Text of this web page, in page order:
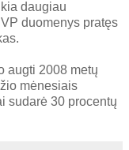
daugiau
duomenys pratęs
augti 2008 metų
mėnesiais
sudarė 30 procentų